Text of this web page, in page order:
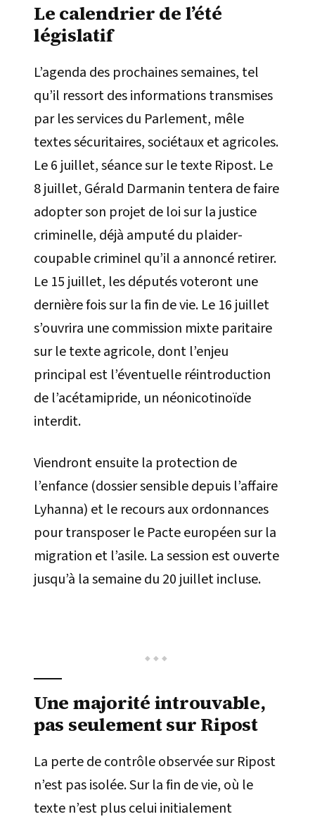
Le calendrier de l’été
législatif
L’agenda des prochaines semaines, tel
qu’il ressort des informations transmises
par les services du Parlement, mêle
textes sécuritaires, sociétaux et agricoles.
Le 6 juillet, séance sur le texte Ripost. Le
8 juillet, Gérald Darmanin tentera de faire
adopter son projet de loi sur la justice
criminelle, déjà amputé du plaider-
coupable criminel qu’il a annoncé retirer.
Le 15 juillet, les députés voteront une
dernière fois sur la fin de vie. Le 16 juillet
s’ouvrira une commission mixte paritaire
sur le texte agricole, dont l’enjeu
principal est l’éventuelle réintroduction
de l’acétamipride, un néonicotinoïde
interdit.
Viendront ensuite la protection de
l’enfance (dossier sensible depuis l’affaire
Lyhanna) et le recours aux ordonnances
pour transposer le Pacte européen sur la
migration et l’asile. La session est ouverte
jusqu’à la semaine du 20 juillet incluse.
Une majorité introuvable,
pas seulement sur Ripost
La perte de contrôle observée sur Ripost
n’est pas isolée. Sur la fin de vie, où le
texte n’est plus celui initialement